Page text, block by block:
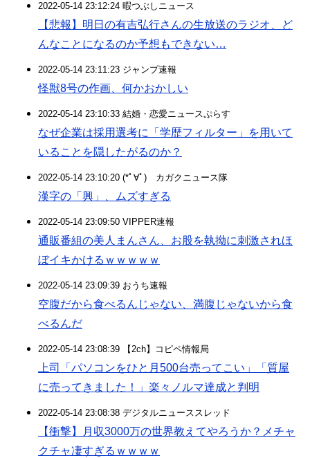
2022-05-14 23:12:24 暇つぶしニュース
【悲報】明日の有吉弘行さんの生放送のラジオ、ど
んなことになるのか予想もできない…
2022-05-14 23:11:23 ジャンプ速報
怪獣8号の作画、何かおかしい
2022-05-14 23:10:33 結婚・恋愛ニュースぷらす
なぜ企業は採用選考に「学歴フィルター」を用いて
いることを隠したがるのか？
2022-05-14 23:10:20 (*ﾟ∀ﾟ)ゞカガクニュース隊
漢字の「興」、ムズすぎる
2022-05-14 23:09:50 VIPPER速報
通販番組の美人まんさん、お股を執拗に刺激されほ
ぼイキかけるｗｗｗｗｗ
2022-05-14 23:09:39 おうち速報
空腹だから食べるんじゃない、満腹じゃないから食
べるんだ
2022-05-14 23:08:39 【2ch】コピペ情報局
上司「パソコンをひと月500台売ってこい」「質屋
に売ってきました！」楽々ノルマ達成と判明
2022-05-14 23:08:38 デジタルニューススレッド
【衝撃】月収3000万の世界教えてやろうか？メチャ
クチャ凄すぎるｗｗｗｗ